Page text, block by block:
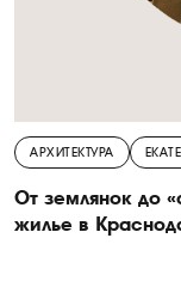
АРХИТЕКТУРА
От землянок до
жилье в